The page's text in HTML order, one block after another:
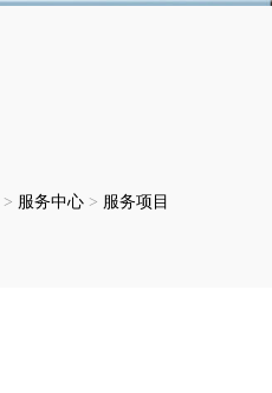
> 服务中心 > 服务项目